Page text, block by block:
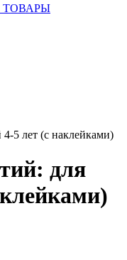
ТОВАРЫ
4-5 лет (с наклейками)
для